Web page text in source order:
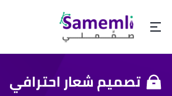
تصميم شعار احترافي